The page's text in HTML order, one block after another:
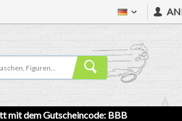
mit dem Gutscheincode: BBB